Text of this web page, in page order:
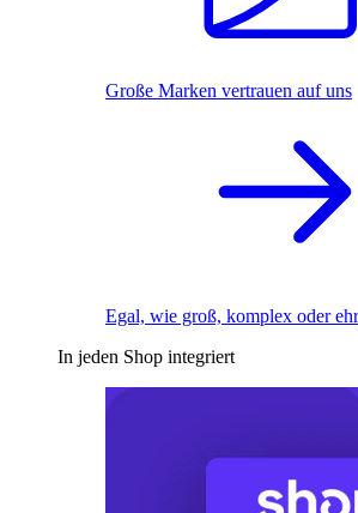
Große Marken vertrauen auf uns
Egal, wie groß, komplex oder
In jeden Shop integriert